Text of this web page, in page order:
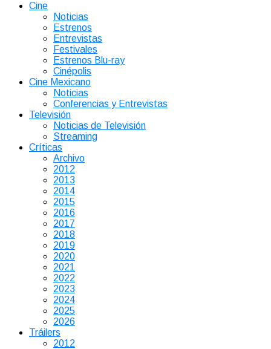
Cine
Noticias
Estrenos
Entrevistas
Festivales
Estrenos Blu-ray
Cinépolis
Cine Mexicano
Noticias
Conferencias y Entrevistas
Televisión
Noticias de Televisión
Streaming
Críticas
Archivo
2012
2013
2014
2015
2016
2017
2018
2019
2020
2021
2022
2023
2024
2025
2026
Tráilers
2012